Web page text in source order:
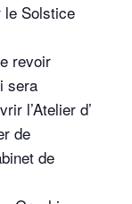
le Solstice
revoir
sera
l’Atelier d’
de
de